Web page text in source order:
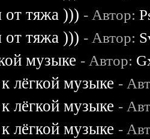
от тяжа ))) - Автор:
от тяжа ))) - Автор:
музыке - Автор:
лёгкой музыке -
лёгкой музыке -
лёгкой музыке -